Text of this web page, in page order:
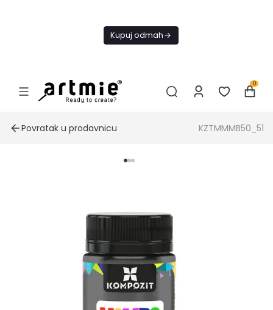
Kupuj odmah
0
Povratak u prodavnicu KZTMMMB50_51